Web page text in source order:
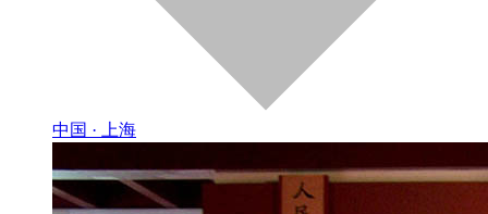
中国 · 上海